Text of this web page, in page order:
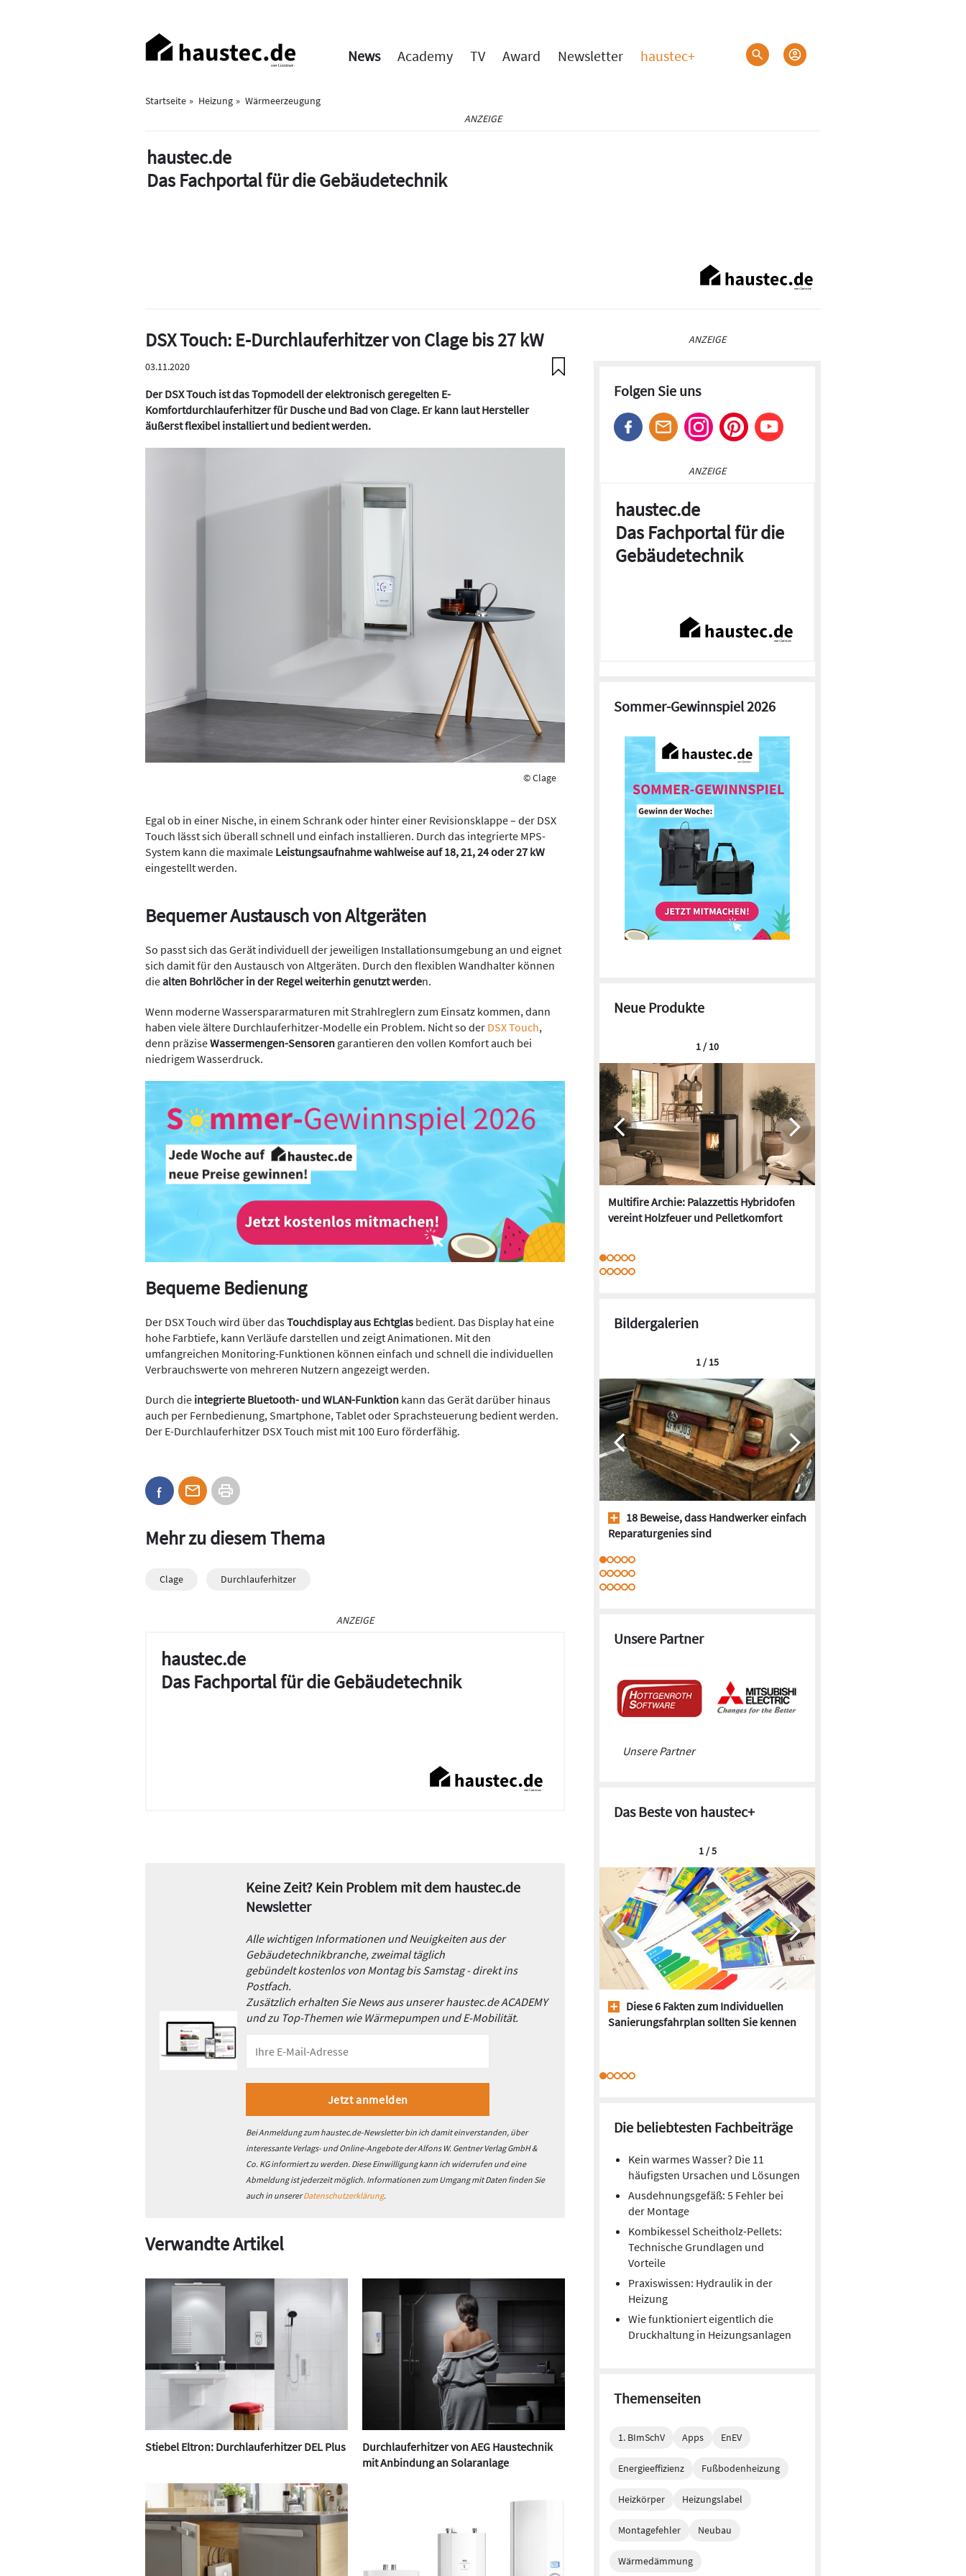
Haupt-
Navigation
News Academy TV Award Newsletter haustec+
Startseite Heizung
Wärmeerzeugung
ANZEIGE
haustec.de
Das Fachportal für die Gebäudetechnik
DSX Touch: E-Durchlauferhitzer von Clage bis 27 kW
03.11.2020
Der DSX Touch ist das Topmodell der elektronisch geregelten E-
Komfortdurchlauferhitzer für Dusche und Bad von Clage. Er kann laut Hersteller
äußerst flexibel installiert und bedient werden.
© Clage
Egal ob in einer Nische, in einem Schrank oder hinter einer Revisionsklappe – der DSX
Touch lässt sich überall schnell und einfach installieren. Durch das integrierte MPS-
System kann die maximale Leistungsaufnahme wahlweise auf 18, 21, 24 oder 27 kW
eingestellt werden.
Bequemer Austausch von Altgeräten
So passt sich das Gerät individuell der jeweiligen Installationsumgebung an und eignet
sich damit für den Austausch von Altgeräten. Durch den flexiblen Wandhalter können
diealten Bohrlöcher in der Regel weiterhin genutzt werden.
Wenn moderne Wasserspararmaturen mit Strahlreglern zum Einsatz kommen, dann
haben viele ältere Durchlauferhitzer-Modelle ein Problem. Nicht so der DSX Touch,
denn präziseWassermengen-Sensoren garantieren den vollen Komfort auch bei
niedrigem Wasserdruck.
Bequeme Bedienung
Der DSX Touch wird über dasTouchdisplay aus Echtglas bedient. Das Display hat eine
hohe Farbtiefe, kann Verläufe darstellen und zeigt Animationen. Mit den
umfangreichen Monitoring-Funktionen können einfach und schnell die individuellen
Verbrauchswerte von mehreren Nutzern angezeigt werden.
Durch die integrierte Bluetooth- und WLAN-Funktion kann das Gerät darüber hinaus
auch per Fernbedienung, Smartphone, Tablet oder Sprachsteuerung bedient werden.
Der E-Durchlauferhitzer DSX Touch mist mit 100 Euro förderfähig.
Mehr zu diesem Thema
Clage Durchlauferhitzer
ANZEIGE
haustec.de
Das Fachportal für die Gebäudetechnik
Keine Zeit? Kein Problem mit dem haustec.de
Newsletter
Alle wichtigen Informationen und Neuigkeiten aus der
Gebäudetechnikbranche, zweimal täglich
gebündelt kostenlos von Montag bis Samstag - direkt ins
Postfach.
Zusätzlich erhalten Sie News aus unserer haustec.de ACADEMY
und zu Top-Themen wie Wärmepumpen und E-Mobilität.
Bei Anmeldung zum haustec.de-Newsletter bin ich damit einverstanden, über
interessante Verlags- und Online-Angebote der Alfons W. Gentner Verlag GmbH &
Co. KG informiert zu werden. Diese Einwilligung kann ich widerrufen und eine
Abmeldung ist jederzeit möglich. Informationen zum Umgang mit Daten finden Sie
auch in unsererDatenschutzerklärung.
Verwandte Artikel
Stiebel Eltron: Durchlauferhitzer DEL Plus
Durchlauferhitzer von AEG Haustechnik
mit Anbindung an Solaranlage
ANZEIGE
Folgen Sie uns
ANZEIGE
haustec.de
Das Fachportal für die
Gebäudetechnik
Sommer-Gewinnspiel 2026
Neue Produkte
Multifire Archie: Palazzettis Hybridofen
vereint Holzfeuer und Pelletkomfort
1 / 10
Bildergalerien
18 Beweise, dass Handwerker einfach
Reparaturgenies sind
1 / 15
Unsere Partner
Unsere Partner
Das Beste von haustec+
Diese 6 Fakten zum Individuellen
Sanierungsfahrplan sollten Sie kennen
1 / 5
Die beliebtesten Fachbeiträge
Kein warmes Wasser? Die 11
häufigsten Ursachen und Lösungen
Ausdehnungsgefäß: 5 Fehler bei
der Montage
Kombikessel Scheitholz-Pellets:
Technische Grundlagen und
Vorteile
Praxiswissen: Hydraulik in der
Heizung
Wie funktioniert eigentlich die
Druckhaltung in Heizungsanlagen
Themenseiten
1. BImSchV Apps EnEV
Energieeffizienz Fußbodenheizung
Heizkörper Heizungslabel
Montagefehler Neubau
Wärmedämmung